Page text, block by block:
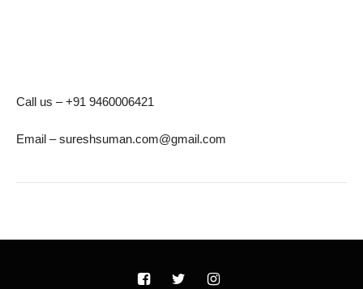
Call us – +91 9460006421
Email – sureshsuman.com@gmail.com